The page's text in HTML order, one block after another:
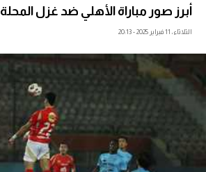
ميركاتو
فانتازي في الجول
مسابقة التوقعات
فيديوهات
عدسات
آراء حرة
أبرز صور مباراة الأهلي ضد غزل المحلة
الثلاثاء، 11 فبراير 2025 - 20:13